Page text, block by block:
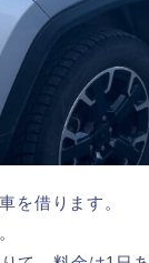
を借ります。